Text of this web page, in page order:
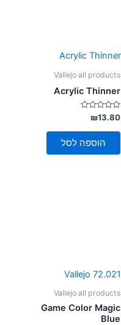
Vallejo all products
Acrylic Thinner
דורג
0
מתוך
₪13.80
הוספה לסל
Vallejo all products
Game Color Magic
Blue